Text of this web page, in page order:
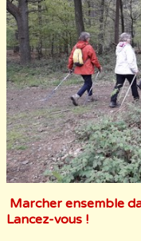
Marcher ensemble
Lancez-vous !